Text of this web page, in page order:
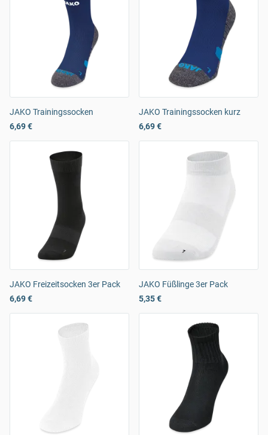
JAKO Trainingssocken
6,69 €
JAKO Trainingssocken kurz
6,69 €
JAKO Freizeitsocken 3er Pack
6,69 €
JAKO Füßlinge 3er Pack
5,35 €